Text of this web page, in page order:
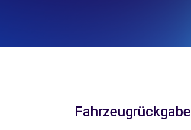
Fahrzeugrückgabe